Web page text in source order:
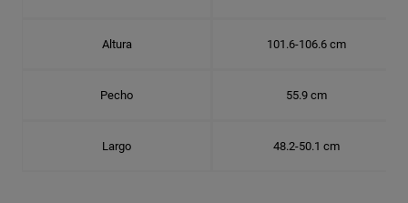
Altura 101.6-106.6 cm
Pecho 55.9 cm
Largo 48.2-50.1 cm